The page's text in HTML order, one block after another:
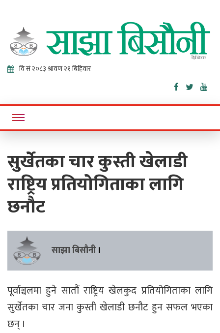
Sajha
Bisaunee
Online News Portal
सुर्खेतका चार कुस्ती खेलाडी
राष्ट्रिय प्रतियोगिताका लागि
छनौट
साझा बिसौनी ।
पूर्वाञ्चलमा हुने सातौं राष्ट्रिय खेलकुद प्रतियोगिताका लागि
सुर्खेतका चार जना कुस्ती खेलाडी छनौट हुन सफल भएका
छन् ।